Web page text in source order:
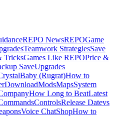
REPO NewsREPOGame
Teamwork StrategiesSave
TricksGames Like REPOPrice &
SaveUpgrades
Baby (Rugrat)How to
DownloadModsMapsSystem
How Long to BeatLatest
ControlsRelease Datevs
Voice ChatShopHow to